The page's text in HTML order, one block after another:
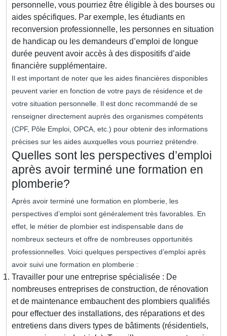
personnelle, vous pourriez être éligible à des bourses ou
aides spécifiques. Par exemple, les étudiants en
reconversion professionnelle, les personnes en situation
de handicap ou les demandeurs d’emploi de longue
durée peuvent avoir accès à des dispositifs d’aide
financière supplémentaire.
Il est important de noter que les aides financières disponibles
peuvent varier en fonction de votre pays de résidence et de
votre situation personnelle. Il est donc recommandé de se
renseigner directement auprès des organismes compétents
(CPF, Pôle Emploi, OPCA, etc.) pour obtenir des informations
précises sur les aides auxquelles vous pourriez prétendre.
Quelles sont les perspectives d’emploi
après avoir terminé une formation en
plomberie?
Après avoir terminé une formation en plomberie, les
perspectives d’emploi sont généralement très favorables. En
effet, le métier de plombier est indispensable dans de
nombreux secteurs et offre de nombreuses opportunités
professionnelles. Voici quelques perspectives d’emploi après
avoir suivi une formation en plomberie :
Travailler pour une entreprise spécialisée : De
nombreuses entreprises de construction, de rénovation
et de maintenance embauchent des plombiers qualifiés
pour effectuer des installations, des réparations et des
entretiens dans divers types de bâtiments (résidentiels,